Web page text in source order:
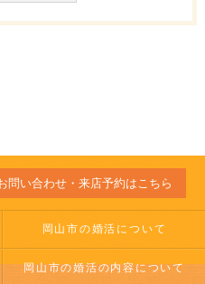
問い合わせ・来店予約はこちら
岡山市の婚活について
岡山市の婚活の内容について